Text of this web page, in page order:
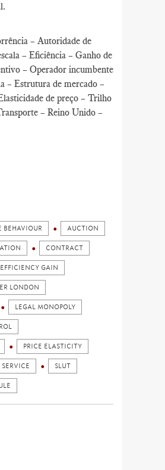
– Autoridade de
– Eficiência – Ganho de
– Operador incumbente
– Estrutura de mercado –
de preço – Trilho
– Reino Unido –
AUCTION
CONTRACT
EFFICIENCY GAIN
LONDON
LEGAL MONOPOLY
PRICE ELASTICITY
SERVICE SLUT